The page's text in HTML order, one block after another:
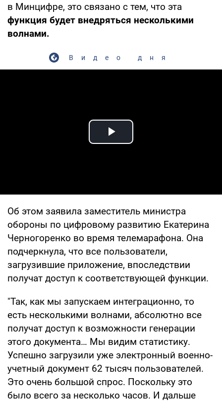
в Минцифре, это связано с тем, что эта
функция будет внедряться несколькими
волнами.
Видео дня
Play Video
Об этом заявила заместитель министра
обороны по цифровому развитию Екатерина
Черногоренко во время телемарафона. Она
подчеркнула, что все пользователи,
загрузившие приложение, впоследствии
получат доступ к соответствующей функции.
"Так, как мы запускаем интеграционно, то
есть несколькими волнами, абсолютно все
получат доступ к возможности генерации
этого документа… Мы видим статистику.
Успешно загрузили уже электронный военно-
учетный документ 62 тысяч пользователей.
Это очень большой спрос. Поскольку это
было всего за несколько часов. И дальше